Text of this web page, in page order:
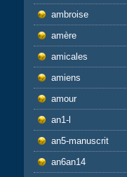
ambroise
amère
amicales
amiens
amour
an1-l
an5-manuscrit
an6an14